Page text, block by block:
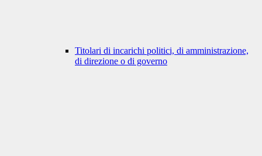
Titolari di incarichi politici, di amministrazione,
di direzione o di governo